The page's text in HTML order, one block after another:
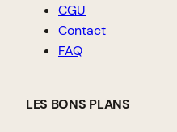
CGU
Contact
FAQ
LES BONS PLANS